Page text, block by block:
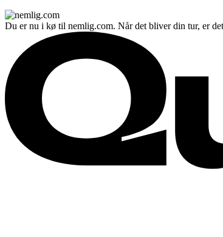
Du er nu i kø til nemlig.com. Når det bliver din tur, er